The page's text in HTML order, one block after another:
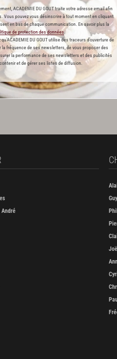
ACADEMIE DU GOUT traite votre adresse email afin
Vous pouvez vous désinscrire à tout moment en cliquant
en bas de chaque communication. En savoir plus la
de protection des données.
DU GOUT utilise des traceurs d’ouverture de
la fréquence de ses newsletters, de vous proposer des
la performance de ses newsletters et des publicités
et de gérer ses listes de diffusion.
André